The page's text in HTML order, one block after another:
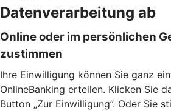
Datenverarbeitung ab
Online oder im persönlichen
zustimmen
Ihre Einwilligung können Sie ganz
OnlineBanking erteilen. Klicken Sie
Button „Zur Einwilligung”. Oder Sie